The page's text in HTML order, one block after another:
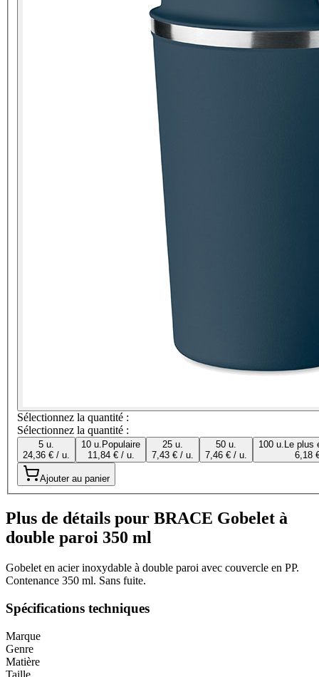
Sélectionnez la quantité :
Sélectionnez la quantité :
5 u.
24,36 € / u.
10 u. Populaire
11,84 € / u.
25 u.
7,43 € / u.
50 u.
7,46 € / u.
100 u. Le plus
6,18
Ajouter au panier
Plus de détails pour BRACE Gobelet à
double paroi 350 ml
Gobelet en acier inoxydable à double paroi avec couvercle en PP.
Contenance 350 ml. Sans fuite.
Spécifications techniques
Marque
Genre
Matière
Taille